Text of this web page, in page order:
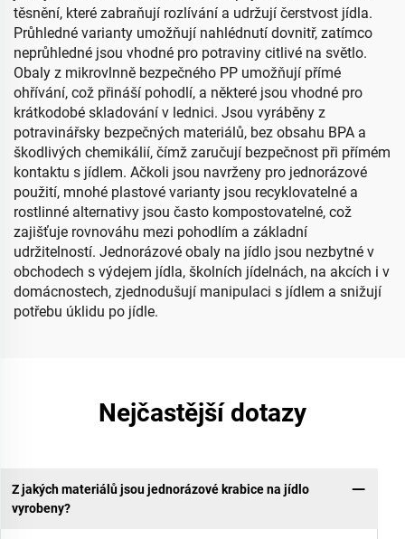
těsnění, které zabraňují rozlívání a udržují čerstvost jídla.
Průhledné varianty umožňují nahlédnutí dovnitř, zatímco
neprůhledné jsou vhodné pro potraviny citlivé na světlo.
Obaly z mikrovlnně bezpečného PP umožňují přímé
ohřívání, což přináší pohodlí, a některé jsou vhodné pro
krátkodobé skladování v lednici. Jsou vyráběny z
potravinářsky bezpečných materiálů, bez obsahu BPA a
škodlivých chemikálií, čímž zaručují bezpečnost při přímém
kontaktu s jídlem. Ačkoli jsou navrženy pro jednorázové
použití, mnohé plastové varianty jsou recyklovatelné a
rostlinné alternativy jsou často kompostovatelné, což
zajišťuje rovnováhu mezi pohodlím a základní
udržitelností. Jednorázové obaly na jídlo jsou nezbytné v
obchodech s výdejem jídla, školních jídelnách, na akcích i v
domácnostech, zjednodušují manipulaci s jídlem a snižují
potřebu úklidu po jídle.
Nejčastější dotazy
Z jakých materiálů jsou jednorázové krabice na jídlo
vyrobeny?